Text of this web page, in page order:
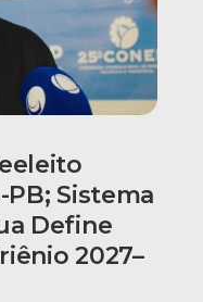
Sistema
Define
2027–